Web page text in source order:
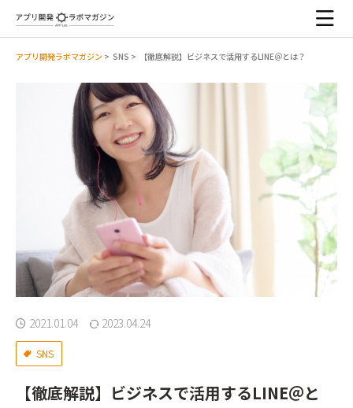
アプリ開発ラボマガジン > SNS > 【徹底解説】ビジネスで活用するLINE＠とは？
2021.01.04 2023.04.24
SNS
【徹底解説】ビジネスで活用するLINE＠と